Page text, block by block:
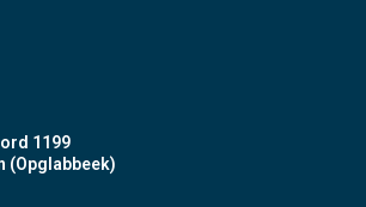
1199
(Opglabbeek)